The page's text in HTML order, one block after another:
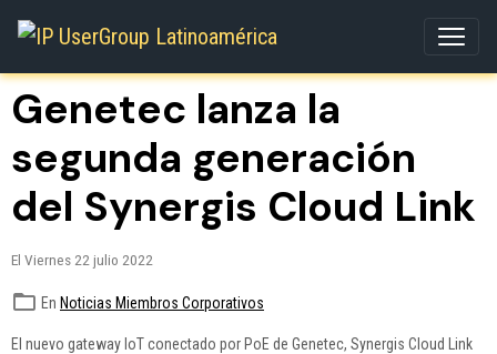
Genetec lanza la
segunda generación
del Synergis Cloud Link
El Viernes 22 julio 2022
En Noticias Miembros Corporativos
El nuevo gateway IoT conectado por PoE de Genetec, Synergis Cloud Link